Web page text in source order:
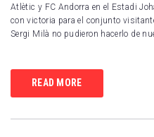
Atlètic y FC Andorra en el Estadi
con victoria para el conjunto
Sergi Milà no pudieron hacerlo de
READ MORE